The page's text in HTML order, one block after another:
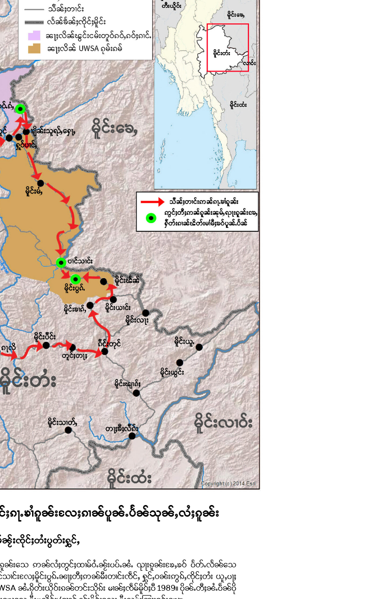
ႈၵႃႉၶၢႆၵူၼ်းလႄႈၵၢၼ်ပူၼ်ႉပႅၼ်သုၼ်ႇလႆႈၵူၼ်း
ၼႂ်းၸိုင်ႈတႆးပွတ်းႁွင်ႇ
ၢႆၵူၼ်းသေ ဢၼ်လႆႈတွင်ႈထၢမ်ဝႆႉၼႂ်းပပ်ႉၼႆႉ ၺႃးၵူၼ်းၶႄႇၶဝ် ပႅတ်ႉလႅၼ်သေ
င်းလႄႈမိူင်းပွၵ်ႉၼႃႈတီႈဢၼ်မီးတၢင်းၸဵင်ႇ ႁွင်ႇဝၼ်းဢွၵ်ႇၸိုင်ႈတႆး ယူႇပႃႈ
ၼႆႉၵိုတ်းယိုဝ်းၵၼ်တင်းသိုၵ်း မၢၼ်ႈၸဵမ်မိူဝ်ႈပီ 1989။ ပိုၼ်ႉတီႈၼႆႉပဵၼ်ပို